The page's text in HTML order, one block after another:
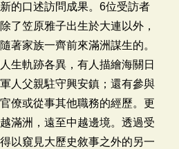
的口述訪問成果。6位受訪者
了笠原雅子出生於大連以外，
著家族一齊前來滿洲謀生的。
生軌跡各異，有人描繪海關日
人父親駐守興安鎮；還有參與
僚或從事其他職務的經歷。更
滿洲，遠至中越邊境。透過受
以窺見大歷史敘事之外的另一